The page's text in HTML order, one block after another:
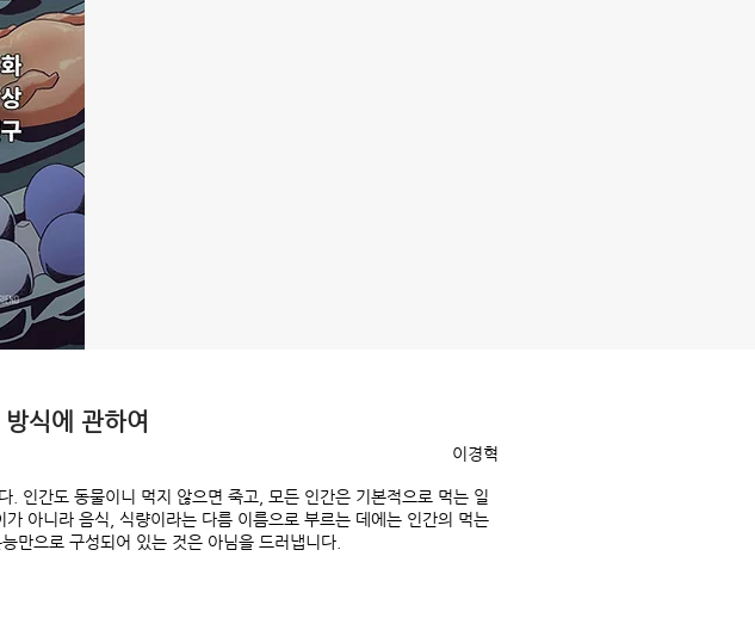
식에 관하여
이경혁
. 인간도 동물이니 먹지 않으면 죽고, 모든 인간은 기본적으로 먹는 일
아니라 음식, 식량이라는 다름 이름으로 부르는 데에는 인간의 먹는
만으로 구성되어 있는 것은 아님을 드러냅니다.